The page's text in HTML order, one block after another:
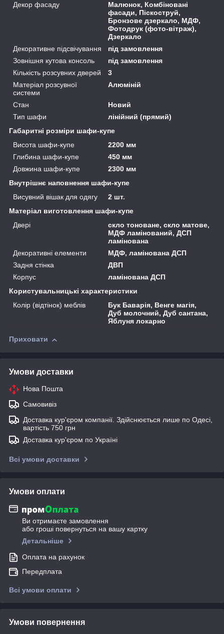
Декор фасаду
Малюнок, Комбіновані
фасади, Піскоструй,
Бронзове дзеркало, МДФ,
Фотодрук (фото-вітраж),
Дзеркало
Декоративне підсвічування
під замовлення
Зовнішня кутова консоль
під замовлення
Кількість розсувних дверей
3
Матеріал розсувної
системи
Алюміній
Стан
Новий
Тип шафи
лінійний (прямий)
Габаритні розміри шафи-купе
Висота шафи-купе
2200 мм
Глибина шафи-купе
450 мм
Довжина шафи-купе
2300 мм
Внутрішнє наповнення шафи-купе
Висувний вішак для одягу
2 шт.
Матеріал виготовлення шафи-купе
Двері
скло тоноване, скло матове,
МДФ ламінований, ДСП
ламінована
Декоративні елементи
МДФ, ламінована ДСП
Задня стінка
ДВП
Корпус
ламінована ДСП
Користувальницькі характеристики
Колір (відтінок) меблів
Бук Баварія, Венге магія,
Дуб молочний, Дуб сантана,
Яблуня локарно
Приховати
Умови доставки
Нова Пошта
Самовивіз
Доставка кур'єром компанії. Здійснюється лише по Одесі,
вартість 750 грн
Доставка кур'єром по Україні
Всі умови доставки
Умови оплати
Ви отримаєте замовлення
або гроші повернуться на вашу картку
Детальніше
Оплата на рахунок
Передплата
Всі умови оплати
Умови повернення